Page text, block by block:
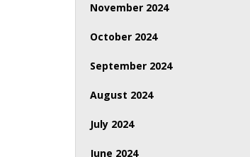
November 2024
October 2024
September 2024
August 2024
July 2024
June 2024